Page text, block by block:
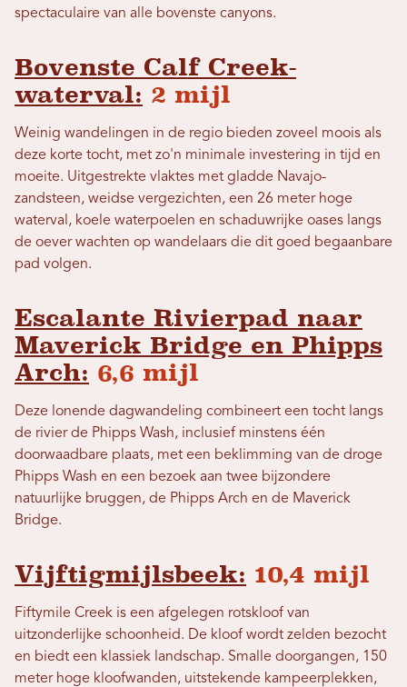
spectaculaire van alle bovenste canyons.
Bovenste Calf Creek-
waterval: 2 mijl
Weinig wandelingen in de regio bieden zoveel moois als
deze korte tocht, met zo'n minimale investering in tijd en
moeite. Uitgestrekte vlaktes met gladde Navajo-
zandsteen, weidse vergezichten, een 26 meter hoge
waterval, koele waterpoelen en schaduwrijke oases langs
de oever wachten op wandelaars die dit goed begaanbare
pad volgen.
Escalante Rivierpad naar
Maverick Bridge en Phipps
Arch: 6,6 mijl
Deze lonende dagwandeling combineert een tocht langs
de rivier de Phipps Wash, inclusief minstens één
doorwaadbare plaats, met een beklimming van de droge
Phipps Wash en een bezoek aan twee bijzondere
natuurlijke bruggen, de Phipps Arch en de Maverick
Bridge.
Vijftigmijlsbeek: 10,4 mijl
Fiftymile Creek is een afgelegen rotskloof van
uitzonderlijke schoonheid. De kloof wordt zelden bezocht
en biedt een klassiek landschap. Smalle doorgangen, 150
meter hoge kloofwanden, uitstekende kampeerplekken,